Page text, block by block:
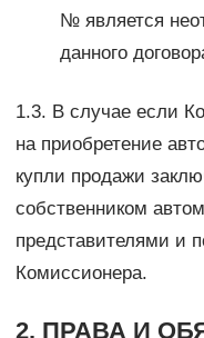
№ является
данного
1.3. В случае если
на приобретение
купли продажи
собственником
представителями и
Комиссионера.
2. ПРАВА И